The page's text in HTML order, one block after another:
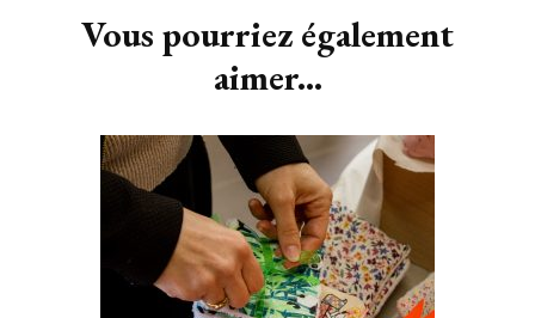
d'article
Vous pourriez également
aimer...